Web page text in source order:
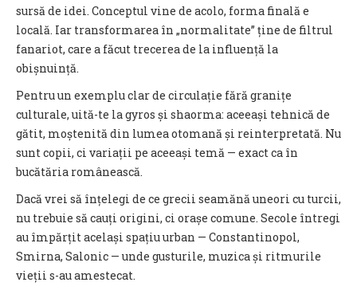
sursă de idei. Conceptul vine de acolo, forma finală e
locală. Iar transformarea în „normalitate” ține de filtrul
fanariot, care a făcut trecerea de la influență la
obișnuință.
Pentru un exemplu clar de circulație fără granițe
culturale, uită-te la gyros și shaorma: aceeași tehnică de
gătit, moștenită din lumea otomană și reinterpretată. Nu
sunt copii, ci variații pe aceeași temă — exact ca în
bucătăria românească.
Dacă vrei să înțelegi de ce grecii seamănă uneori cu turcii,
nu trebuie să cauți origini, ci orașe comune. Secole întregi
au împărțit același spațiu urban — Constantinopol,
Smirna, Salonic — unde gusturile, muzica și ritmurile
vieții s-au amestecat.